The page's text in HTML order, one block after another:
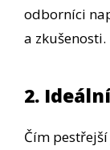
odborníci
a zkušenosti.
2.
Čím